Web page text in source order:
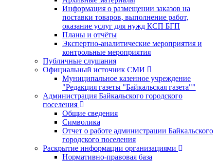
Информация о размещении заказов на
поставки товаров, выполнение работ,
оказание услуг для нужд КСП БГП
Планы и отчёты
Экспертно-аналитические мероприятия и
контрольные мероприятия
Публичные слушания
Официальный источник СМИ
Муниципальное казенное учреждение
"Редакция газеты "Байкальская газета""
Администрация Байкальского городского
поселения
Общие сведения
Символика
Отчет о работе администрации Байкальского
городского поселения
Раскрытие информации организациями
Нормативно-правовая база